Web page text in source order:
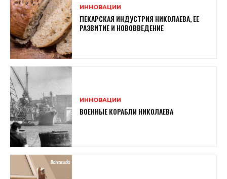
ИННОВАЦИИ
ПЕКАРСКАЯ ИНДУСТРИЯ НИКОЛАЕВА, ЕЕ
РАЗВИТИЕ И НОВОВВЕДЕНИЕ
ИННОВАЦИИ
ВОЕННЫЕ КОРАБЛИ НИКОЛАЕВА